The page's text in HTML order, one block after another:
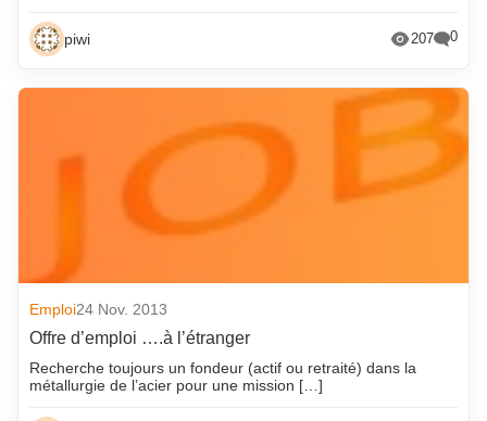
piwi 207 0
Emploi24 Nov. 2013
Offre d’emploi ….à l’étranger
Recherche toujours un fondeur (actif ou retraité) dans la
métallurgie de l’acier pour une mission […]